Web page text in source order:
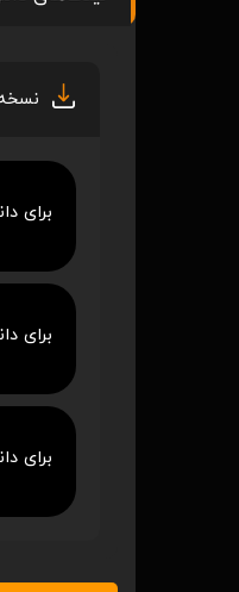
برای
برای
برای